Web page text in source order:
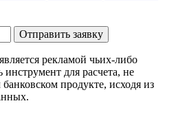
Отправить заявку
рекламой чьих-либо
для расчета, не
продукте, исходя из